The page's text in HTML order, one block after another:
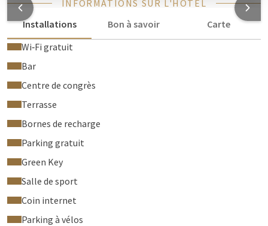
des installations supplémentaires et un vaste espace
extérieur.
Ces installations ne sont pas incluses et peuvent être
https://www.boostwellness.be/
info@hotelbeveren.be
INFORMATIONS SUR L'HÔTEL
Installations
Bon à savoir
Carte
Wi‑Fi gratuit
Bar
Centre de congrès
Terrasse
Bornes de recharge
Parking gratuit
Green Key
Salle de sport
Coin internet
Parking à vélos